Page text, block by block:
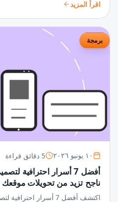
اقرأ المزيد
برمجة
١٠ يونيو ٢٠٢٦ 5 دقائق قراءة
أفضل 7 أسرار احترافية
ناجح تزيد من تحويلات موقعك
اكتشف أفضل 7 أسرار